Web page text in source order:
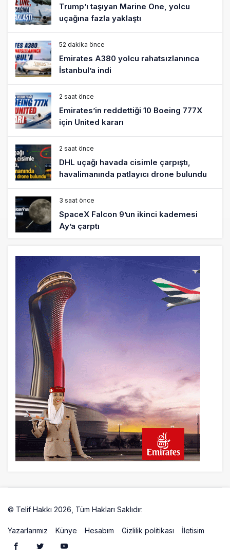
Trump’ı taşıyan Marine One, yolcu
uçağına fazla yaklaştı
52 dakika önce
Emirates A380 yolcu rahatsızlanınca
İstanbul’a indi
2 saat önce
Emirates’in reddettiği 10 Boeing 777X
için United kararı
2 saat önce
DHL uçağı havada cisimle çarpıştı,
havalimanında patlayıcı drone bulundu
3 saat önce
SpaceX Falcon 9’un ikinci kademesi
Ay’a çarptı
Üniformasız Disiplin: Kabin Ekipleri Nasıl
Yolcu Olur?
19 saat önce
ISG’nin terminal memurlarından can
kurtaran hamle
23 saat önce
AJet’ten Yurt İçi Biletlerde Yüzde 30
İndirim
© Telif Hakkı 2026, Tüm Hakları Saklıdır.
Yazarlarımız Künye Hesabım Gizlilik politikası İletisim